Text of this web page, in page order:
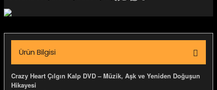
Aksesuarları
Ürün Bilgisi
Crazy Heart Çılgın Kalp DVD – Müzik, Aşk ve Yeniden Doğuşun
Hikayesi